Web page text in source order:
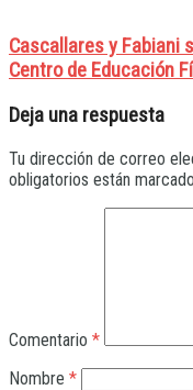
Cascallares y Fabiani
Centro de Educación
Deja una respuesta
Tu dirección de correo
obligatorios están
Comentario *
Nombre *